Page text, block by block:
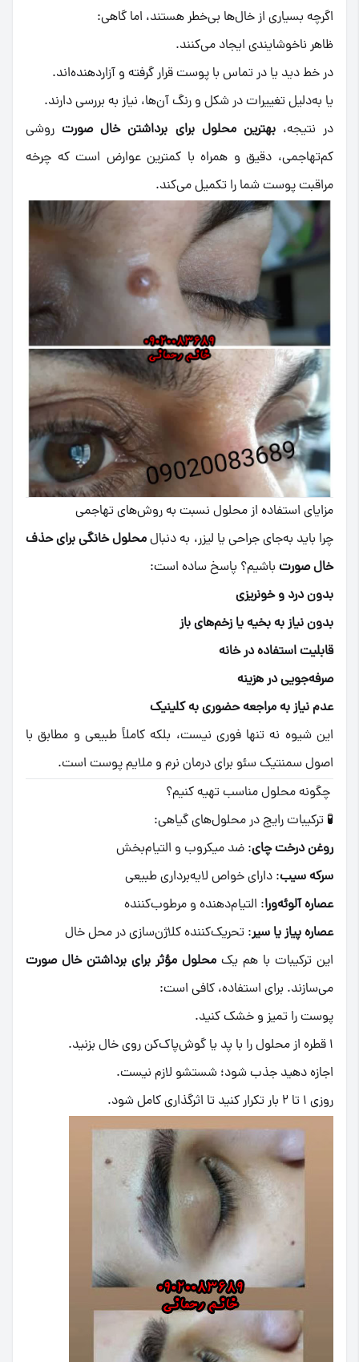
اگرچه بسیاری از خال‌ها بی‌خطر هستند، اما گاهی:
ظاهر ناخوشایندی ایجاد می‌کنند.
در خط دید یا در تماس با پوست قرار گرفته و آزاردهنده‌اند.
یا به‌دلیل تغییرات در شکل و رنگ آن‌ها، نیاز به بررسی دارند.
در نتیجه،بهترین محلول برای برداشتن خال صورتروشی
کم‌تهاجمی، دقیق و همراه با کمترین عوارض است که چرخه
مراقبت پوست شما را تکمیل می‌کند.
مزایای استفاده از محلول نسبت به روش‌های تهاجمی
چرا باید به‌جای جراحی یا لیزر، به دنبالمحلول خانگی برای حذف
خال صورت باشیم؟ پاسخ ساده است:
بدون درد و خونریزی
بدون نیاز به بخیه یا زخم‌های باز
قابلیت استفاده در خانه
صرفه‌جویی در هزینه
عدم نیاز به مراجعه حضوری به کلینیک
این شیوه نه تنها فوری نیست، بلکه کاملاً طبیعی و مطابق با
اصول سمنتیک سئو برای درمان نرم و ملایم پوست است.
چگونه محلول مناسب تهیه کنیم؟
🧪 ترکیبات رایج در محلول‌های گیاهی:
روغن درخت چای: ضد میکروب و التیام‌بخش
سرکه سیب: دارای خواص لایه‌برداری طبیعی
عصاره آلوئه‌ورا: التیام‌دهنده و مرطوب‌کننده
عصاره پیاز یا سیر: تحریک‌کننده کلاژن‌سازی در محل خال
این ترکیبات با هم یک محلول مؤثر برای برداشتن خال صورت
می‌سازند. برای استفاده، کافی است:
پوست را تمیز و خشک کنید.
۱ قطره از محلول را با پد یا گوش‌پاک‌کن روی خال بزنید.
اجازه دهید جذب شود؛ شستشو لازم نیست.
روزی ۱ تا ۲ بار تکرار کنید تا اثرگذاری کامل شود.